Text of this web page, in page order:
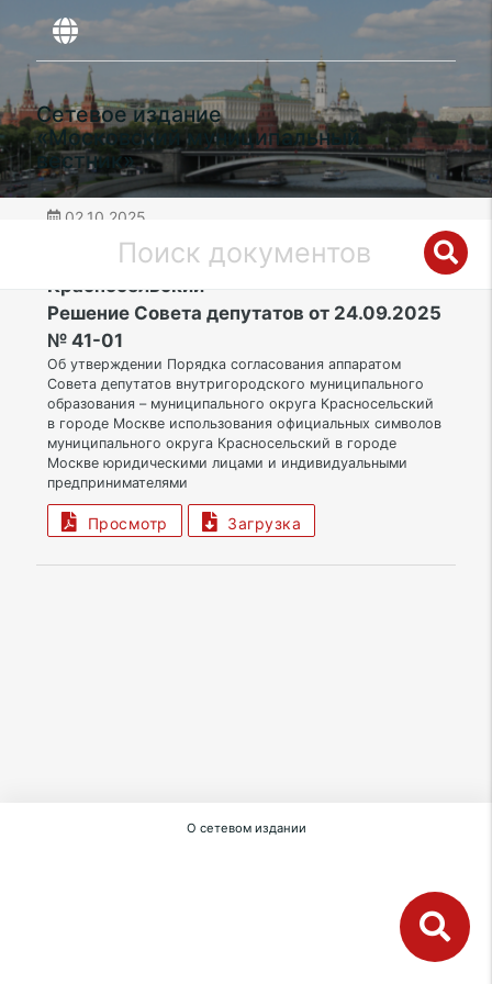
Сетевое издание
«Московский муниципальный
вестник»
02.10.2025
ЦАО | Муниципальный округ
Красносельский
Решение Совета депутатов от 24.09.2025
№ 41-01
Об утверждении Порядка согласования аппаратом
Совета депутатов внутригородского муниципального
образования – муниципального округа Красносельский
в городе Москве использования официальных символов
муниципального округа Красносельский в городе
Москве юридическими лицами и индивидуальными
предпринимателями
Просмотр Загрузка
О сетевом издании